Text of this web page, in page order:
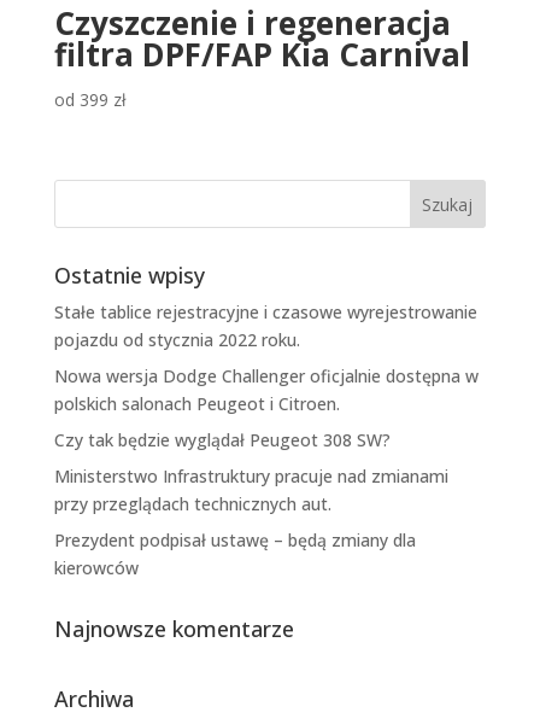
Czyszczenie i regeneracja
filtra DPF/FAP Kia Carnival
od 399 zł
Ostatnie wpisy
Stałe tablice rejestracyjne i czasowe wyrejestrowanie
pojazdu od stycznia 2022 roku.
Nowa wersja Dodge Challenger oficjalnie dostępna w
polskich salonach Peugeot i Citroen.
Czy tak będzie wyglądał Peugeot 308 SW?
Ministerstwo Infrastruktury pracuje nad zmianami
przy przeglądach technicznych aut.
Prezydent podpisał ustawę – będą zmiany dla
kierowców
Najnowsze komentarze
Archiwa